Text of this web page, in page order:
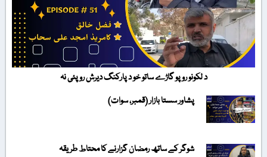
د لکونو روپو گاڑے ساتو خو د پارکنگ دیرش روپئی نہ
پشاور سستا بازار (قمبر، سوات)
شوگر کے ساتھ رمضان گزارنے کا محتاط طریقہ